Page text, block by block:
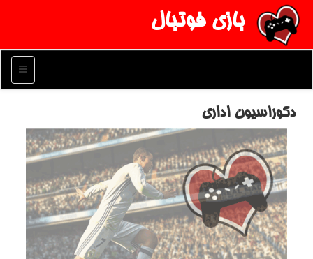
بازی فوتبال
منو
دكوراسیون اداری